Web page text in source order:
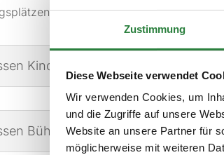
Zustimmung
Diese Webseite verwendet
Wir verwenden Cookies, um
und die Zugriffe auf unsere
Website an unsere Partner für
möglicherweise mit weiteren
über unseren großen
Kinderland
Bühne